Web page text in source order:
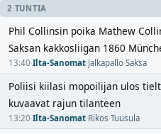
2 TUNTIA
Phil Collinsin poika Mathew
Saksan kakkosliigan 1860
13:40·Ilta-Sanomat·Jalkapallo·Saksa
Poliisi kiilasi mopoilijan ulos
kuvaavat rajun tilanteen
13:20·Ilta-Sanomat·Rikos·Tuusula